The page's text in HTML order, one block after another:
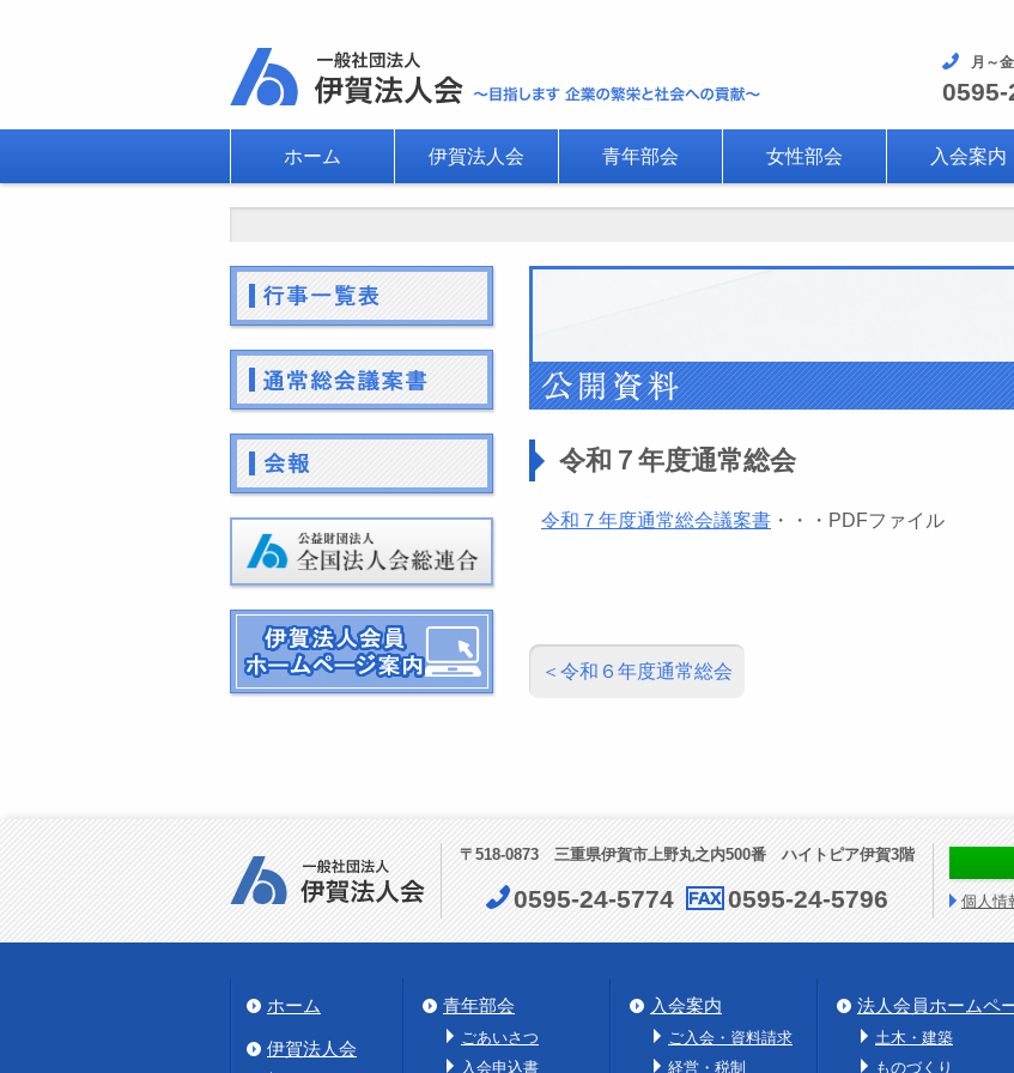
月～
ホーム 伊賀法人会 青年部会 女性部会 入会案内
令和７年度通常総会
令和７年度通常総会議案書 ・・・PDFファイル
令和６年度通常総会
〒518-0873 三重県伊賀市上野丸之内500番ハイトピア伊賀3階
0595-24-5774 0595-24-5796 個人情
ホーム
伊賀法人会
青年部会
ごあいさつ
入会申込書
入会案内
ご入会・資料請求
経営・税制
法人会員ホームペ
土木・建築
ものづくり